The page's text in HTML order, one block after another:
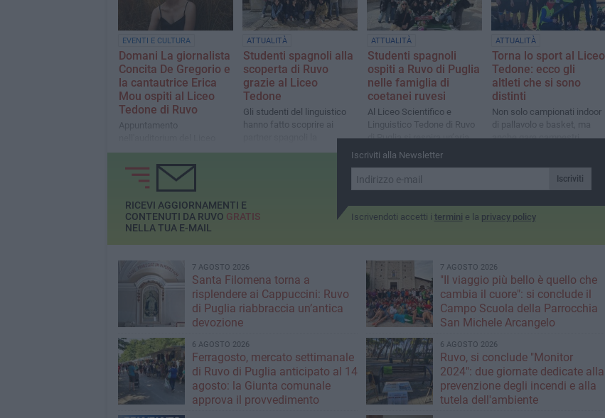
inclusiva, con interventi
istituzionali e testimonianze
di vita
EVENTI E CULTURA
Domani La giornalista
Concita De Gregorio e
la cantautrice Erica
Mou ospiti al Liceo
Tedone di Ruvo
Appuntamento
ruvese
ATTUALITÀ
Studenti spagnoli alla
scoperta di Ruvo
grazie al Liceo
Tedone
Gli studenti del linguistico
hanno fatto scoprire ai
Cattedrale ruvese e altre
ATTUALITÀ
Studenti spagnoli
ospiti a Ruvo di Puglia
nelle famiglia di
coetanei ruvesi
Al Liceo Scientifico e
Linguistico Tedone di Ruvo
di Puglia si respira un’aria
internazionale
ATTUALITÀ
Torna lo sport al Liceo
Tedone: ecco gli
altleti che si sono
distinti
Non solo campionati indoor
di pallavolo e basket, ma
anche gare campestri
Iscriviti alla Newsletter
Iscriviti
Iscrivendoti accetti i termini e la privacy policy
RICEVI AGGIORNAMENTI E
CONTENUTI DA RUVO GRATIS
NELLA TUA E-MAIL
7 AGOSTO 2026
Santa Filomena torna a
risplendere ai Cappuccini: Ruvo
di Puglia riabbraccia un’antica
devozione
7 AGOSTO 2026
"Il viaggio più bello è quello che
cambia il cuore": si conclude il
Campo Scuola della Parrocchia
San Michele Arcangelo
6 AGOSTO 2026
Ferragosto, mercato settimanale
di Ruvo di Puglia anticipato al 14
agosto: la Giunta comunale
approva il provvedimento
6 AGOSTO 2026
Ruvo, si conclude "Monitor
2024": due giornate dedicate alla
prevenzione degli incendi e alla
tutela dell'ambiente